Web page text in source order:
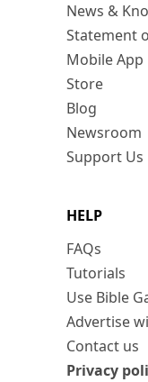
News &
Statement
Mobile App
Store
Blog
Newsroom
Support Us
HELP
FAQs
Tutorials
Use Bible
Advertise
Contact us
Privacy